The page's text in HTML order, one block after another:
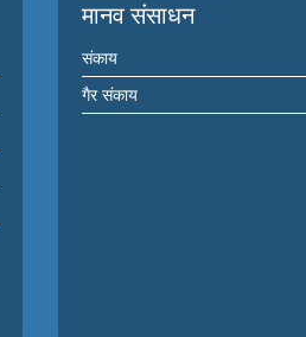
मानव संसाधन
संकाय
गैर संकाय